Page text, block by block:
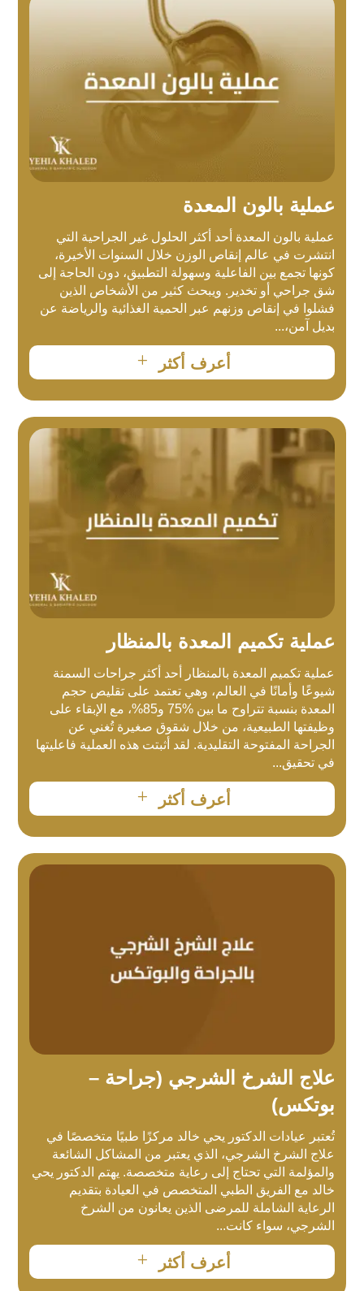
عملية بالون المعدة
عملية بالون المعدة أحد أكثر الحلول غير الجراحية التي
انتشرت في عالم إنقاص الوزن خلال السنوات الأخيرة،
كونها تجمع بين الفاعلية وسهولة التطبيق، دون الحاجة إلى
شق جراحي أو تخدير. ويبحث كثير من الأشخاص الذين
فشلوا في إنقاص وزنهم عبر الحمية الغذائية والرياضة عن
بديل آمن،...
أعرف أكثر L
عملية تكميم المعدة بالمنظار
عملية تكميم المعدة بالمنظار أحد أكثر جراحات السمنة
شيوعًا وأمانًا في العالم، وهي تعتمد على تقليص حجم
المعدة بنسبة تتراوح ما بين %75 و85%، مع الإبقاء على
وظيفتها الطبيعية، من خلال شقوق صغيرة تُغني عن
الجراحة المفتوحة التقليدية. لقد أثبتت هذه العملية فاعليتها
في تحقيق...
أعرف أكثر L
علاج الشرخ الشرجي (جراحة –
بوتكس)
تُعتبر عيادات الدكتور يحي خالد مركزًا طبيًا متخصصًا في
علاج الشرخ الشرجي، الذي يعتبر من المشاكل الشائعة
والمؤلمة التي تحتاج إلى رعاية متخصصة. يهتم الدكتور يحي
خالد مع الفريق الطبي المتخصص في العيادة بتقديم
الرعاية الشاملة للمرضى الذين يعانون من الشرخ
الشرجي، سواء كانت...
أعرف أكثر L